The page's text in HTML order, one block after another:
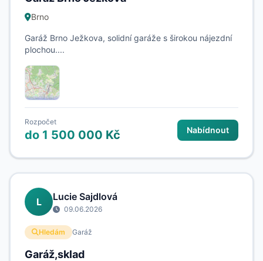
Brno
Garáž Brno Ježkova, solidní garáže s širokou nájezdní
plochou....
Rozpočet
do 1 500 000 Kč Nabídnout
L Lucie Sajdlová
09.06.2026
Hledám Garáž
Garáž,sklad